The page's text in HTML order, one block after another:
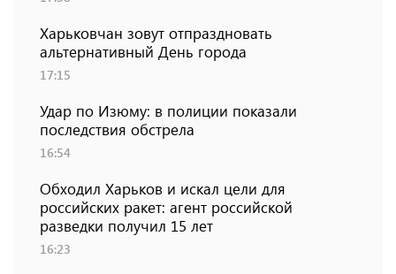
Харьковчан зовут отпраздновать
альтернативный День города
17:15
Удар по Изюму: в полиции показали
последствия обстрела
16:54
Обходил Харьков и искал цели для
российских ракет: агент российской
разведки получил 15 лет
16:23